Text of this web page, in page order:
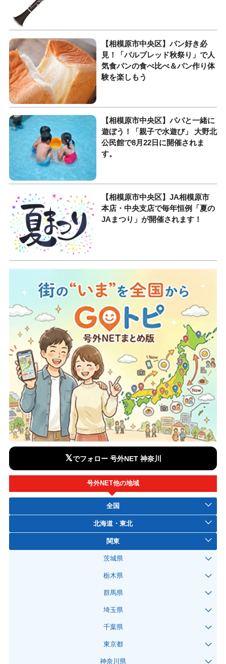
【相模原市中央区】パン好き必
見！「パルブレッド秋祭り」で人
気食パンの食べ比べ＆パン作り体
験を楽しもう
【相模原市中央区】パパと一緒に
遊ぼう！「親子で水遊び」 大野北
公民館で8月22日に開催されま
す。
【相模原市中央区】JA相模原市
本店・中央支店で毎年恒例「夏の
JAまつり」が開催されます！
𝕏でフォロー 号外NET 神奈川
号外NET他の地域
全国
北海道・東北
関東
茨城県
栃木県
群馬県
埼玉県
千葉県
東京都
神奈川県